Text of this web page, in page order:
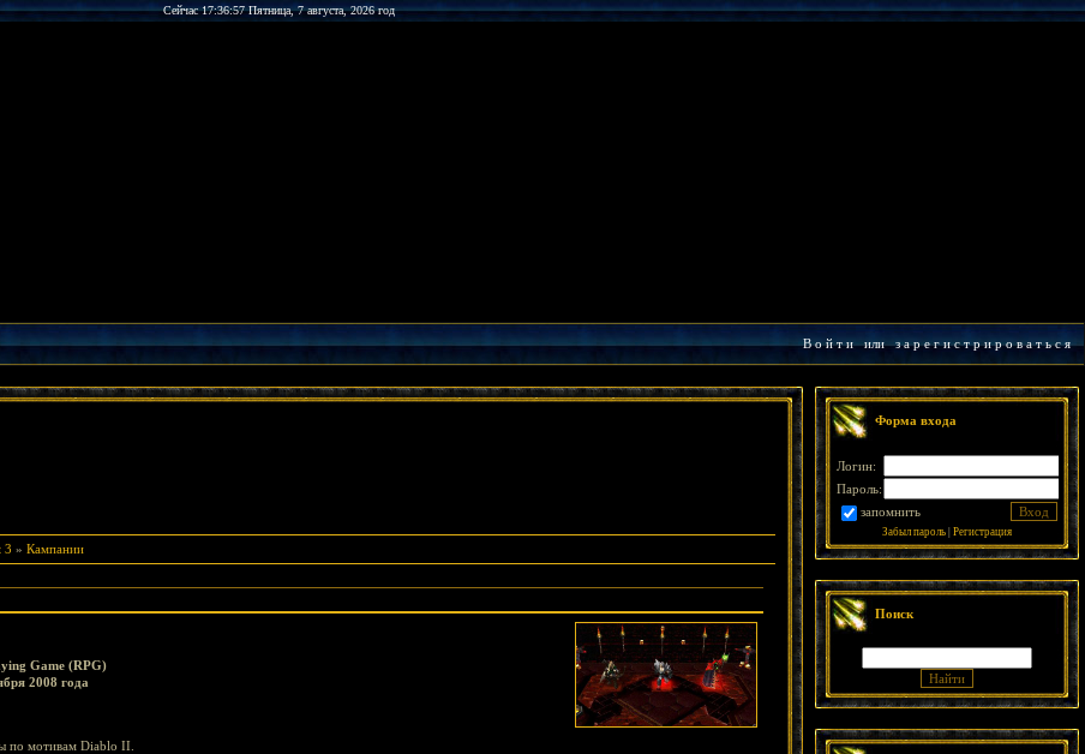
Сейчас 17:36:57 Пятница, 7 августа, 2026 год
В о й т иилиз а р е г и с т р и р о в а т ь с я
3 » Кампании
Game (RPG)
2008 года
по мотивам Diablo II.
Форма входа
Логин:
Пароль:
запомнить
Забыл пароль Регистрация
Поиск